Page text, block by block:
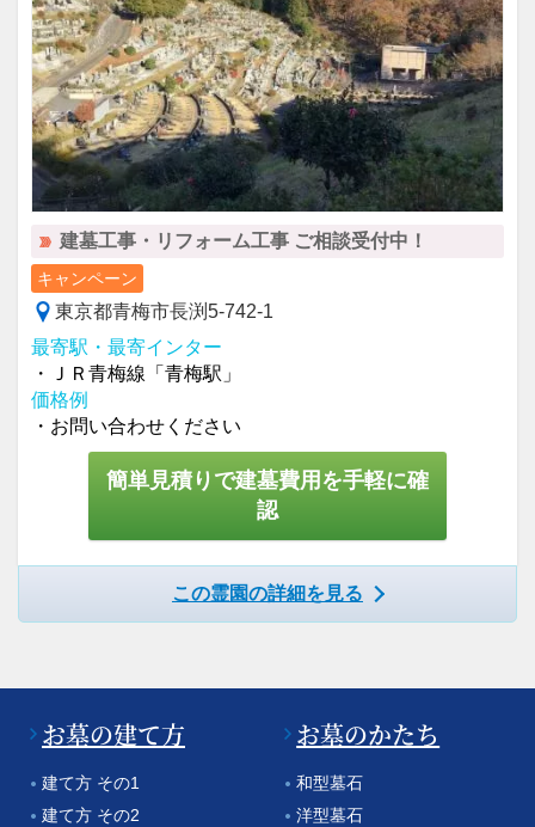
建墓工事・リフォーム工事 ご相談受付中！
キャンペーン
東京都青梅市長渕5-742-1
最寄駅・最寄インター
・ＪＲ青梅線「青梅駅」
価格例
・お問い合わせください
簡単見積りで建墓費用を手軽に確
認
この霊園の詳細を見る
お墓の建て方
建て方 その1
建て方 その2
お墓のかたち
和型墓石
洋型墓石